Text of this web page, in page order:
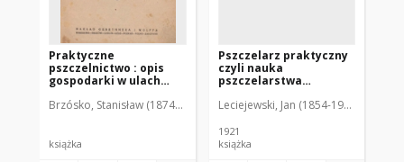
Praktyczne
pszczelnictwo : opis
gospodarki w ulach
kószkach z
Brzósko, Stanisław (1874-1936)
książka
Pszczelarz praktyczny
czyli nauka
pszczelarstwa
zwięzłem streszczeniu
Leciejewski, Jan (1854-1929)
1921
książka